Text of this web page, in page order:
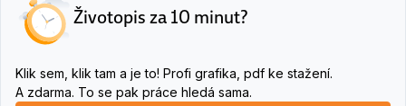
Životopis za 10 minut?
Klik sem, klik tam a je to! Profi grafika, pdf ke stažení.
A zdarma. To se pak práce hledá sama.